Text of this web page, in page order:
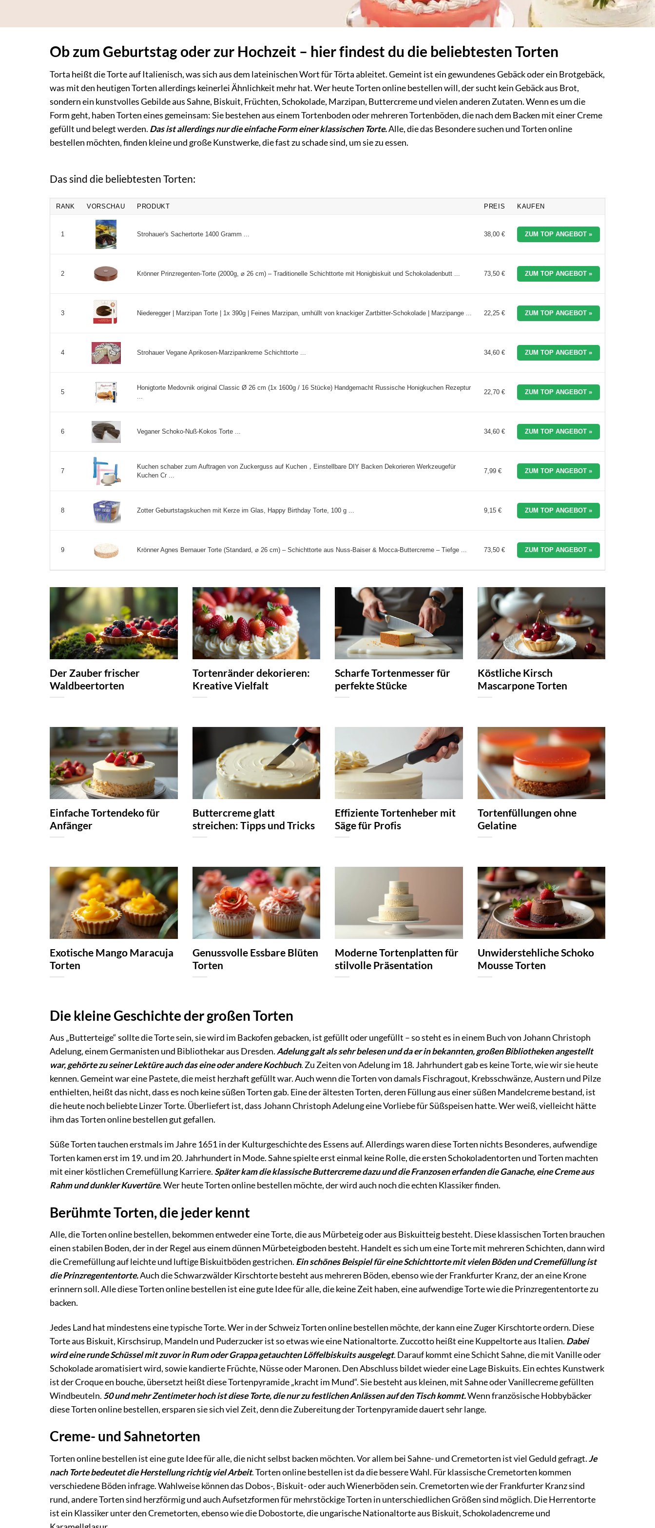
Ob zum Geburtstag oder zur Hochzeit – hier findest du die beliebtesten Torten
Torta heißt die Torte auf Italienisch, was sich aus dem lateinischen Wort für Törta ableitet. Gemeint ist ein gewundenes Gebäck oder ein Brotgebäck,
was mit den heutigen Torten allerdings keinerlei Ähnlichkeit mehr hat. Wer heute Torten online bestellen will, der sucht kein Gebäck aus Brot,
sondern ein kunstvolles Gebilde aus Sahne, Biskuit, Früchten, Schokolade, Marzipan, Buttercreme und vielen anderen Zutaten. Wenn es um die
Form geht, haben Torten eines gemeinsam: Sie bestehen aus einem Tortenboden oder mehreren Tortenböden, die nach dem Backen mit einer Creme
gefüllt und belegt werden. Das ist allerdings nur die einfache Form einer klassischen Torte.Alle, die das Besondere suchen und Torten online
bestellen möchten, finden kleine und große Kunstwerke, die fast zu schade sind, um sie zu essen.
Das sind die beliebtesten Torten:
RANK VORSCHAU PRODUKT PREIS KAUFEN
1 Strohauer's Sachertorte 1400 Gramm ... 38,00 € ZUM TOP ANGEBOT »
2 Krönner Prinzregenten-Torte (2000g, ⌀ 26 cm) – Traditionelle Schichttorte mit Honigbiskuit und Schokoladenbutt ... 73,50 € ZUM TOP ANGEBOT »
3 Niederegger | Marzipan Torte | 1x 390g | Feines Marzipan, umhüllt von knackiger Zartbitter-Schokolade | Marzipange ... 22,25 € ZUM TOP ANGEBOT »
4 Strohauer Vegane Aprikosen-Marzipankreme Schichttorte ... 34,60 € ZUM TOP ANGEBOT »
5
Honigtorte Medovnik original Classic Ø 26 cm (1x 1600g / 16 Stücke) Handgemacht Russische Honigkuchen Rezeptur
...
22,70 € ZUM TOP ANGEBOT »
6 Veganer Schoko-Nuß-Kokos Torte ... 34,60 € ZUM TOP ANGEBOT »
7
Kuchen schaber zum Auftragen von Zuckerguss auf Kuchen，Einstellbare DIY Backen Dekorieren Werkzeugefür
Kuchen Cr ...
7,99 € ZUM TOP ANGEBOT »
8 Zotter Geburtstagskuchen mit Kerze im Glas, Happy Birthday Torte, 100 g ... 9,15 € ZUM TOP ANGEBOT »
9 Krönner Agnes Bernauer Torte (Standard, ⌀ 26 cm) – Schichttorte aus Nuss-Baiser & Mocca-Buttercreme – Tiefge ... 73,50 € ZUM TOP ANGEBOT »
Der Zauber frischer
Waldbeertorten
Tortenränder dekorieren:
Kreative Vielfalt
Scharfe Tortenmesser für
perfekte Stücke
Köstliche Kirsch
Mascarpone Torten
Einfache Tortendeko für
Anfänger
Buttercreme glatt
streichen: Tipps und Tricks
Effiziente Tortenheber mit
Säge für Profis
Tortenfüllungen ohne
Gelatine
Exotische Mango Maracuja
Torten
Genussvolle Essbare Blüten
Torten
Moderne Tortenplatten für
stilvolle Präsentation
Unwiderstehliche Schoko
Mousse Torten
Die kleine Geschichte der großen Torten
Aus „Butterteige“ sollte die Torte sein, sie wird im Backofen gebacken, ist gefüllt oder ungefüllt – so steht es in einem Buch von Johann Christoph
Adelung, einem Germanisten und Bibliothekar aus Dresden. Adelung galt als sehr belesen und da er in bekannten, großen Bibliotheken angestellt
war, gehörte zu seiner Lektüre auch das eine oder andere Kochbuch. Zu Zeiten von Adelung im 18. Jahrhundert gab es keine Torte, wie wir sie heute
kennen. Gemeint war eine Pastete, die meist herzhaft gefüllt war. Auch wenn die Torten von damals Fischragout, Krebsschwänze, Austern und Pilze
enthielten, heißt das nicht, dass es noch keine süßen Torten gab. Eine der ältesten Torten, deren Füllung aus einer süßen Mandelcreme bestand, ist
die heute noch beliebte Linzer Torte. Überliefert ist, dass Johann Christoph Adelung eine Vorliebe für Süßspeisen hatte. Wer weiß, vielleicht hätte
ihm das Torten online bestellen gut gefallen.
Süße Torten tauchen erstmals im Jahre 1651 in der Kulturgeschichte des Essens auf. Allerdings waren diese Torten nichts Besonderes, aufwendige
Torten kamen erst im 19. und im 20. Jahrhundert in Mode. Sahne spielte erst einmal keine Rolle, die ersten Schokoladentorten und Torten machten
mit einer köstlichen Cremefüllung Karriere.Später kam die klassische Buttercreme dazu und die Franzosen erfanden die Ganache, eine Creme aus
Rahm und dunkler Kuvertüre. Wer heute Torten online bestellen möchte, der wird auch noch die echten Klassiker finden.
Berühmte Torten, die jeder kennt
Alle, die Torten online bestellen, bekommen entweder eine Torte, die aus Mürbeteig oder aus Biskuitteig besteht. Diese klassischen Torten brauchen
einen stabilen Boden, der in der Regel aus einem dünnen Mürbeteigboden besteht. Handelt es sich um eine Torte mit mehreren Schichten, dann wird
die Cremefüllung auf leichte und luftige Biskuitböden gestrichen. Ein schönes Beispiel für eine Schichttorte mit vielen Böden und Cremefüllung ist
die Prinzregententorte.Auch die Schwarzwälder Kirschtorte besteht aus mehreren Böden, ebenso wie der Frankfurter Kranz, der an eine Krone
erinnern soll. Alle diese Torten online bestellen ist eine gute Idee für alle, die keine Zeit haben, eine aufwendige Torte wie die Prinzregententorte zu
backen.
Jedes Land hat mindestens eine typische Torte. Wer in der Schweiz Torten online bestellen möchte, der kann eine Zuger Kirschtorte ordern. Diese
Torte aus Biskuit, Kirschsirup, Mandeln und Puderzucker ist so etwas wie eine Nationaltorte. Zuccotto heißt eine Kuppeltorte aus Italien. Dabei
wird eine runde Schüssel mit zuvor in Rum oder Grappa getauchten Löffelbiskuits ausgelegt. Darauf kommt eine Schicht Sahne, die mit Vanille oder
Schokolade aromatisiert wird, sowie kandierte Früchte, Nüsse oder Maronen. Den Abschluss bildet wieder eine Lage Biskuits. Ein echtes Kunstwerk
ist der Croque en bouche, übersetzt heißt diese Tortenpyramide „kracht im Mund“. Sie besteht aus kleinen, mit Sahne oder Vanillecreme gefüllten
Windbeuteln. 50 und mehr Zentimeter hoch ist diese Torte, die nur zu festlichen Anlässen auf den Tisch kommt.Wenn französische Hobbybäcker
diese Torten online bestellen, ersparen sie sich viel Zeit, denn die Zubereitung der Tortenpyramide dauert sehr lange.
Creme- und Sahnetorten
Torten online bestellen ist eine gute Idee für alle, die nicht selbst backen möchten. Vor allem bei Sahne- und Cremetorten ist viel Geduld gefragt.Je
nach Torte bedeutet die Herstellung richtig viel Arbeit. Torten online bestellen ist da die bessere Wahl. Für klassische Cremetorten kommen
verschiedene Böden infrage. Wahlweise können das Dobos-, Biskuit- oder auch Wienerböden sein. Cremetorten wie der Frankfurter Kranz sind
rund, andere Torten sind herzförmig und auch Aufsetzformen für mehrstöckige Torten in unterschiedlichen Größen sind möglich. Die Herrentorte
ist ein Klassiker unter den Cremetorten, ebenso wie die Dobostorte, die ungarische Nationaltorte aus Biskuit, Schokoladencreme und